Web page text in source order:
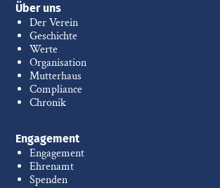
Über uns
Der Verein
Geschichte
Werte
Organisation
Mutterhaus
Compliance
Chronik
Engagement
Engagement
Ehrenamt
Spenden